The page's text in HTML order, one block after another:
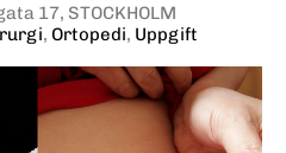
17, STOCKHOLM
, Ortopedi, Uppgift